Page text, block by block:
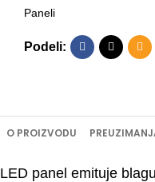
Paneli
Podeli:
O PROIZVODU
LED panel emituje